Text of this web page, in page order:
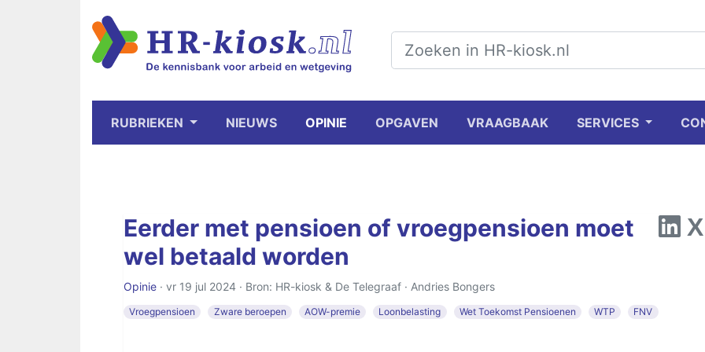
RUBRIEKEN NIEUWS OPINIE OPGAVEN VRAAGBAAK SERVICES
Eerder met pensioen of vroegpensioen moet
wel betaald worden
Opinie · vr 19 jul 2024 · Bron: HR-kiosk & De Telegraaf · Andries Bongers
Vroegpensioen Zware beroepen AOW-premie Loonbelasting Wet Toekomst Pensioenen WTP FNV